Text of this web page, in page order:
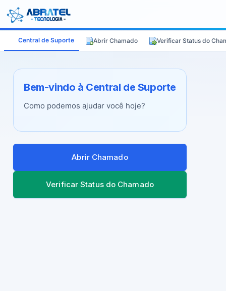
Central de Suporte Abrir Chamado Verificar Status do
Bem-vindo à Central de Suporte
Como podemos ajudar você hoje?
Abrir Chamado
Verificar Status do Chamado